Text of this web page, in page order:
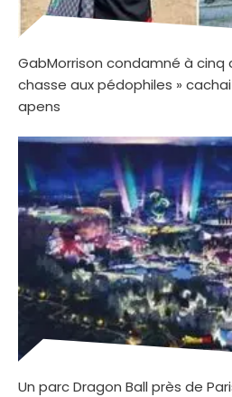
GabMorrison condamné à cinq
chasse aux pédophiles »
apens
Un parc Dragon Ball près de